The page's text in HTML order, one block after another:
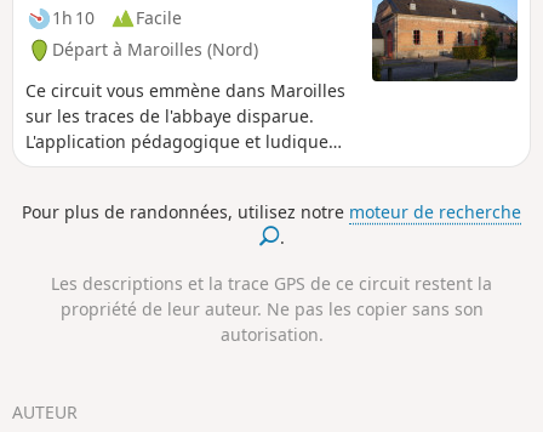
1h 10
Facile
Départ à Maroilles (Nord)
Ce circuit vous emmène dans Maroilles
sur les traces de l'abbaye disparue.
L'application pédagogique et ludique
Baladavesnois vous délivre des
comprendre l'histoire et découvrir les
Pour plus de randonnées, utilisez notre moteur de recherche
.
Les descriptions et la trace GPS de ce circuit restent la
propriété de leur auteur. Ne pas les copier sans son
autorisation.
AUTEUR